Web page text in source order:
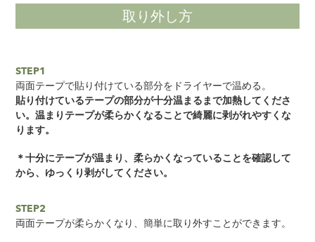
取り外し方
STEP1
両面テープで貼り付けている部分をドライヤーで温める。
貼り付けているテープの部分が十分温まるまで加熱してくださ
い。 温まりテープが柔らかくなることで綺麗に剥がれやすくな
ります。
＊十分にテープが温まり、柔らかくなっていることを確認して
から、ゆっくり剥がしてください。
STEP2
両面テープが柔らかくなり、簡単に取り外すことができます。